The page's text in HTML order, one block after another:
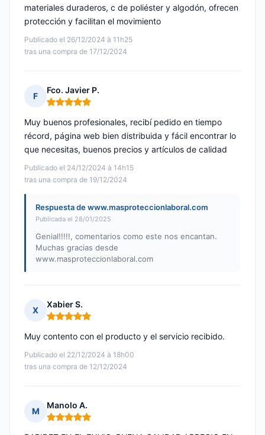
Publicado el 26/12/2024 à 11h25
tras una compra de 17/12/2024
materiales duraderos, c de poliéster y algodón, ofrecen
protección y facilitan el movimiento
F
Fco. Javier P.
Nota: 5 de 5
Publicado el 24/12/2024 à 14h15
tras una compra de 19/12/2024
Muy buenos profesionales, recibí pedido en tiempo
récord, página web bien distribuida y fácil encontrar lo
que necesitas, buenos precios y artículos de calidad
Respuesta de www.masproteccionlaboral.com
Publicada el 28/01/2025
Genial!!!!!, comentarios como este nos encantan.
Muchas gracias desde
www.masproteccionlaboral.com
X
Xabier S.
Nota: 5 de 5
Publicado el 22/12/2024 à 18h00
tras una compra de 12/12/2024
Muy contento con el producto y el servicio recibido.
M
Manolo A.
Nota: 5 de 5